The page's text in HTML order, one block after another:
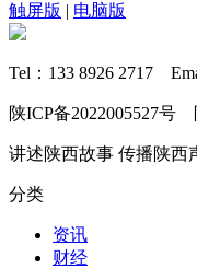
触屏版 | 电脑版
Tel：133 8926 2717
陕ICP备2022005527号
讲述陕西故事 传播陕西
分类
资讯
财经